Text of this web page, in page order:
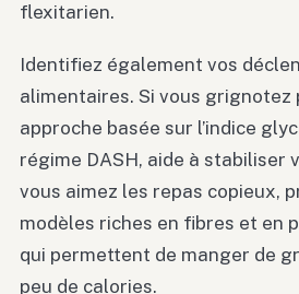
flexitarien.
Identifiez également vos
alimentaires. Si vous grignotez
approche basée sur l’indice
régime DASH, aide à stabiliser
vous aimez les repas copieux,
modèles riches en fibres et en
qui permettent de manger de
peu de calories.